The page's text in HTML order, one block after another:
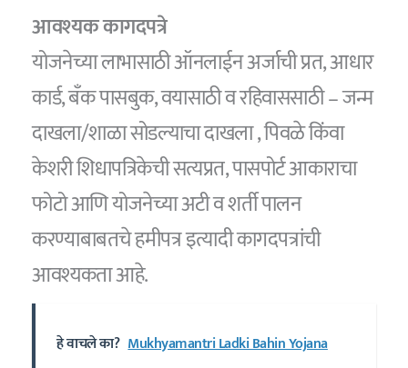
आवश्यक कागदपत्रे
योजनेच्या लाभासाठी ऑनलाईन अर्जाची प्रत, आधार
कार्ड, बँक पासबुक, वयासाठी व रहिवाससाठी – जन्म
दाखला/शाळा सोडल्याचा दाखला , पिवळे किंवा
केशरी शिधापत्रिकेची सत्यप्रत, पासपोर्ट आकाराचा
फोटो आणि योजनेच्या अटी व शर्ती पालन
करण्याबाबतचे हमीपत्र इत्यादी कागदपत्रांची
आवश्यकता आहे.
हे वाचले का? Mukhyamantri Ladki Bahin Yojana